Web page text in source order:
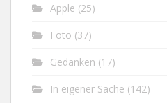
Apple (25)
Foto (37)
Gedanken (17)
In eigener Sache (142)